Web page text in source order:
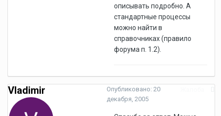
описывать подробно. А
стандартные процессы
можно найти в
справочниках (правило
форума п. 1.2).
Vladimir Опубликовано: 20
декабря, 2005